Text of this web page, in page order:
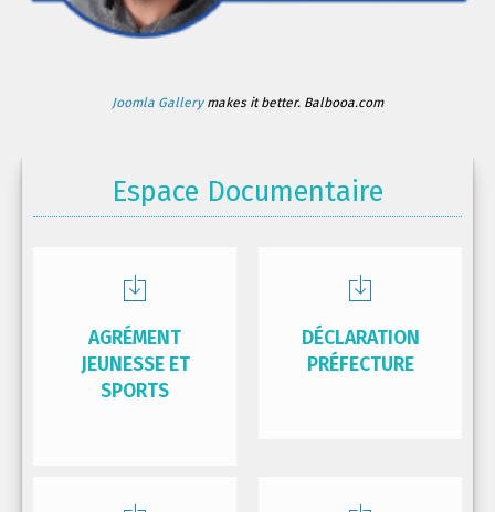
Joomla Gallerymakes it better. Balbooa.com
Espace Documentaire
AGRÉMENT
JEUNESSE ET
SPORTS
DÉCLARATION
PRÉFECTURE